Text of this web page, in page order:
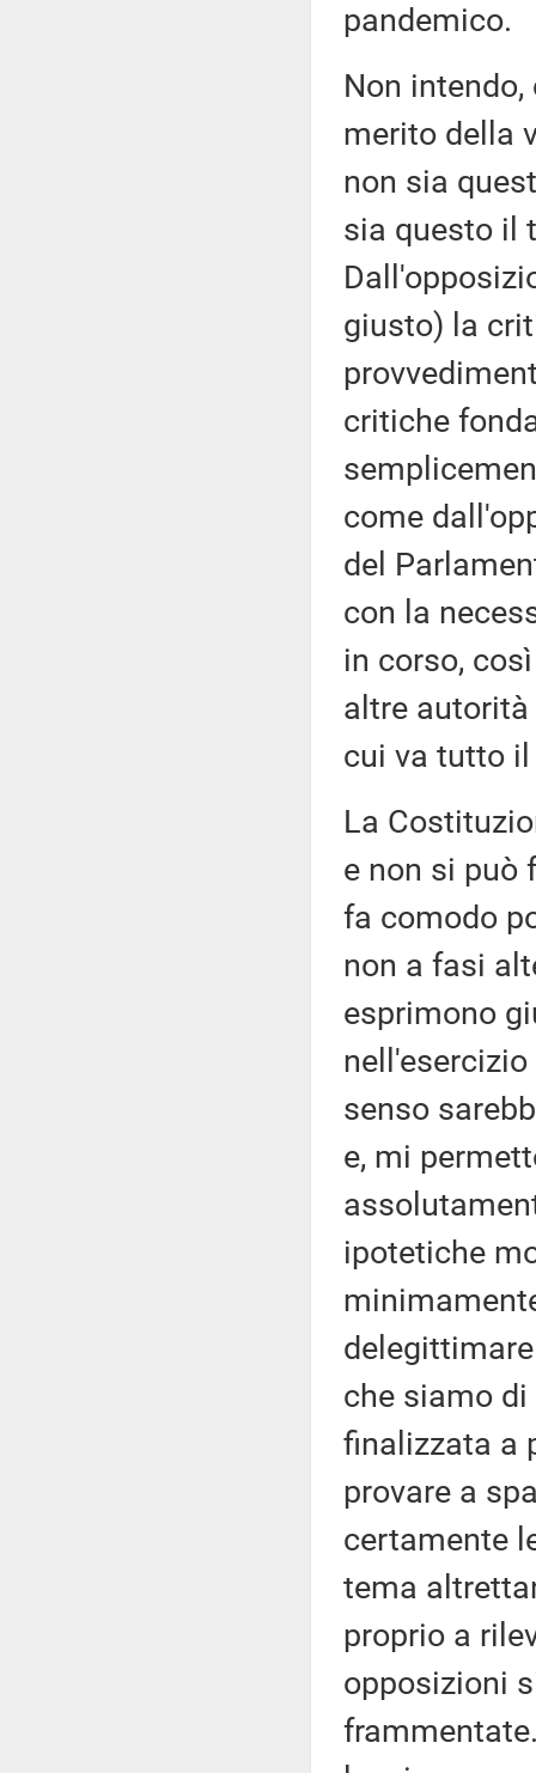
pandemico.
Non
merito della
non sia
sia questo il
giusto) la
critiche
come
del
con la
in corso,
altre
cui va tutto
La
e non si può
fa comodo
non a fasi
esprimono
senso
e, mi
ipotetiche
che siamo
finalizzata a
provare a
certamente
tema
proprio a
opposizioni